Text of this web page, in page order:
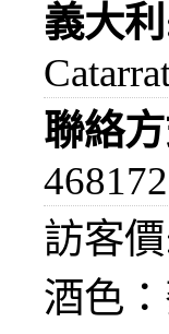
義大
聯絡
訪客
酒色